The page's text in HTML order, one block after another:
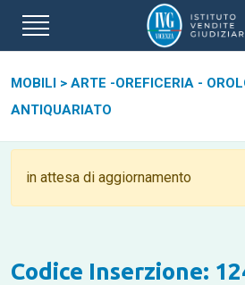
MOBILI > ARTE -OREFICERIA -
ANTIQUARIATO
in attesa di aggiornamento
Codice Inserzione: